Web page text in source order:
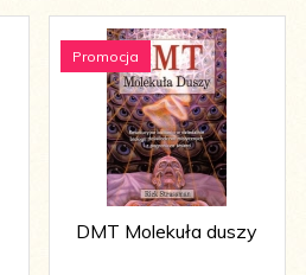
Promocja
DMT Molekuła duszy